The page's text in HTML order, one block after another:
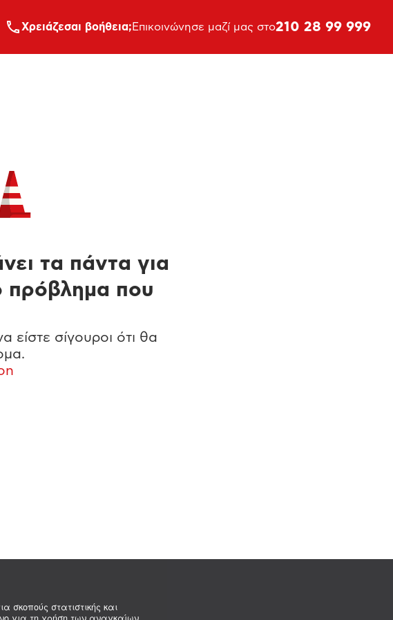
σκοπούς στατιστικής και
Xρειάζεσαι βοήθεια; Επικοινώνησε μαζί μας στο210 28 99 999
τα πάντα για
πρόβλημα που
είστε σίγουροι ότι θα